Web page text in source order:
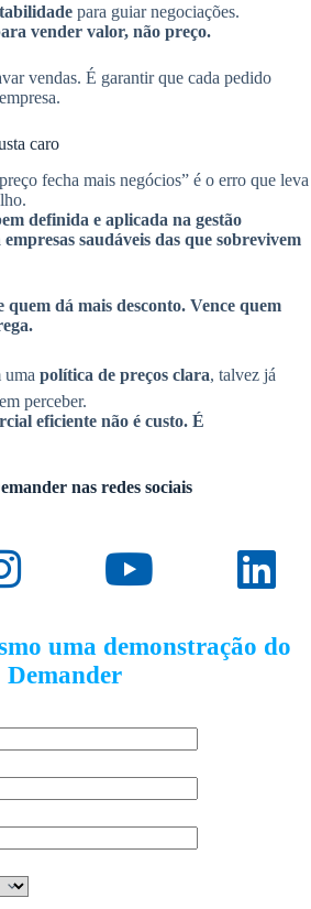
para guiar negociações.
vender valor, não preço.
vendas. É garantir que cada pedido
caro
fecha mais negócios” é o erro que leva
definida e aplicada na gestão
saudáveis das que sobrevivem
quem dá mais desconto. Vence quem
uma política de preços clara, talvez já
perceber.
eficiente não é custo. É
nas redes sociais
uma demonstração do
Demander